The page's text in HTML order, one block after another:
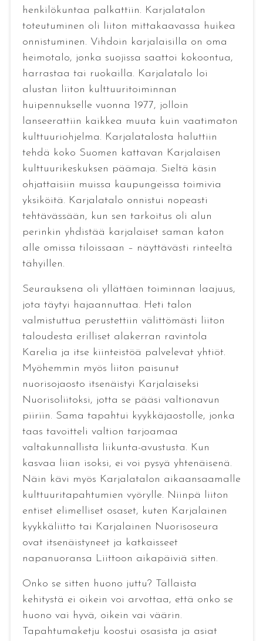
henkilökuntaa palkattiin. Karjalatalon
toteutuminen oli liiton mittakaavassa huikea
onnistuminen. Vihdoin karjalaisilla on oma
heimotalo, jonka suojissa saattoi kokoontua,
harrastaa tai ruokailla. Karjalatalo loi
alustan liiton kulttuuritoiminnan
huipennukselle vuonna 1977, jolloin
lanseerattiin kaikkea muuta kuin vaatimaton
kulttuuriohjelma. Karjalatalosta haluttiin
tehdä koko Suomen kattavan Karjalaisen
kulttuurikeskuksen päämaja. Sieltä käsin
ohjattaisiin muissa kaupungeissa toimivia
yksiköitä. Karjalatalo onnistui nopeasti
tehtävässään, kun sen tarkoitus oli alun
perinkin yhdistää karjalaiset saman katon
alle omissa tiloissaan – näyttävästi rinteeltä
tähyillen.
Seurauksena oli yllättäen toiminnan laajuus,
jota täytyi hajaannuttaa. Heti talon
valmistuttua perustettiin välittömästi liiton
taloudesta erilliset alakerran ravintola
Karelia ja itse kiinteistöä palvelevat yhtiöt.
Myöhemmin myös liiton paisunut
nuorisojaosto itsenäistyi Karjalaiseksi
Nuorisoliitoksi, jotta se pääsi valtionavun
piiriin. Sama tapahtui kyykkäjaostolle, jonka
taas tavoitteli valtion tarjoamaa
valtakunnallista liikunta-avustusta. Kun
kasvaa liian isoksi, ei voi pysyä yhtenäisenä.
Näin kävi myös Karjalatalon aikaansaamalle
kulttuuritapahtumien vyörylle. Niinpä liiton
entiset elimelliset osaset, kuten Karjalainen
kyykkäliitto tai Karjalainen Nuorisoseura
ovat itsenäistyneet ja katkaisseet
napanuoransa Liittoon aikapäiviä sitten.
Onko se sitten huono juttu? Tällaista
kehitystä ei oikein voi arvottaa, että onko se
huono vai hyvä, oikein vai väärin.
Tapahtumaketju koostui osasista ja asiat